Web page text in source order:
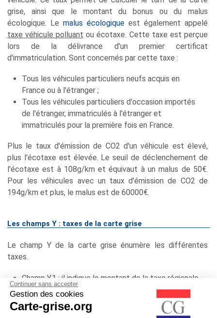
grise, ainsi que le montant du bonus ou du malus
écologique. Le malus écologiqueest également appelé
taxe véhicule polluant ou écotaxe. Cette taxe est perçue
lors de la délivrance d'un premier certificat
d'immatriculation. Sont concernés par cette taxe :
Tous les véhicules particuliers neufs acquis en
France ou à l'étranger ;
Tous les véhicules particuliers d'occasion importés
de l'étranger, immatriculés à l'étranger et
immatriculés pour la première fois en France.
Plus le taux d'émission de CO2 d'un véhicule est élevé,
plus l'écotaxe est élevée. Le seuil de déclenchement de
l'écotaxe est à 108g/km et équivaut à un malus de 50€.
Pour les véhicules avec un taux d'émission de CO2 de
194g/km et plus, le malus est de 60000€.
Les champs Y : taxes de la carte grise
Le champ Y de la carte grise énumère les différentes
taxes.
Champ Y.1 : il indique le montant de la taxe régionale
selon la résidence principale. Elle est calculée avec
le prix du cheval fiscal de la région multiplié par la
puissance fiscale du véhicule. Pour ceux de 10 ans
Continuer sans accepter
Gestion des cookies
Carte-grise.org